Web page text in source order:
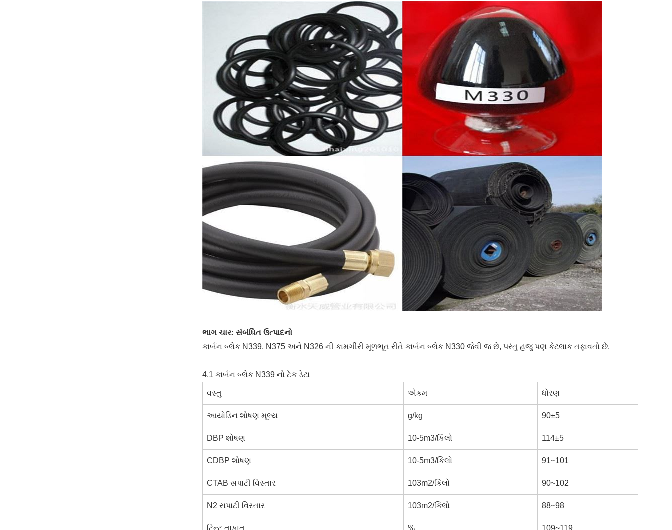
ભાગ ચાર: સંબંધિત ઉત્પાદનો
કાર્બન બ્લેક N339, N375 અને N326 ની કામગીરી મૂળભૂત રીતે કાર્બન બ્લેક N330 જેવી જ છે, પરંતુ હજુ પણ કેટલાક તફાવતો છે.
4.1 કાર્બન બ્લેક N339 નો ટેક ડેટા
વસ્તુ એકમ ધોરણ
આયોડિન શોષણ મૂલ્ય g/kg 90±5
DBP શોષણ 10-5m3/કિલો 114±5
CDBP શોષણ 10-5m3/કિલો 91~101
CTAB સપાટી વિસ્તાર 103m2/કિલો 90~102
N2 સપાટી વિસ્તાર 103m2/કિલો 88~98
ટિન્ટ તાકાત % 109~119